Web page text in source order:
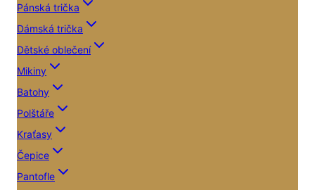
Pánská trička
Dámská trička
Dětské oblečení
Mikiny
Batohy
Polštáře
Kraťasy
Čepice
Pantofle